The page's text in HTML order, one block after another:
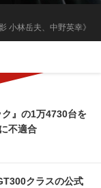
小林岳夫、中野英幸》
』の1万4730台を
不適合
クラスの公式